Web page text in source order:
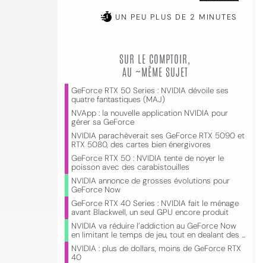
UN PEU PLUS DE 2 MINUTES
SUR LE COMPTOIR,
AU ~MÊME SUJET
GeForce RTX 50 Series : NVIDIA dévoile ses
quatre fantastiques (MAJ)
NVApp : la nouvelle application NVIDIA pour
gérer sa GeForce
NVIDIA parachèverait ses GeForce RTX 5090 et
RTX 5080, des cartes bien énergivores
GeForce RTX 50 : NVIDIA tente de noyer le
poisson avec des carabistouilles
NVIDIA annonce de grosses évolutions pour
GeForce Now
GeForce RTX 40 Series : NVIDIA fait le ménage
avant Blackwell, un seul GPU encore produit
NVIDIA va réduire l’addiction au GeForce Now
en limitant le temps de jeu, tout en dealant des ...
NVIDIA : plus de dollars, moins de GeForce RTX
40